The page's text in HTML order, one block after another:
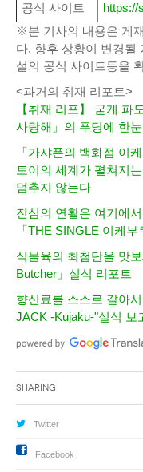
공식 사이트
https://
※본 기사의 내용은 게
다. 향후 상황이 변경될
설의 공식 사이트등을
<과거의 취재 리포트>
【취재 리포】 굳게 파
사랑해」의 푸딩에 한눈
「가샤폰의 백화점 이
토이의 세계가 펼쳐지
멈추지 않는다
진심의 연활은 여기에
「THE SINGLE 이케
식물육의 최첨단을 맛
Butcher」실식 리포트
향신료를 스스로 갈아
JACK -Kujaku-"실식 보
Sharing
Twitter
Facebook